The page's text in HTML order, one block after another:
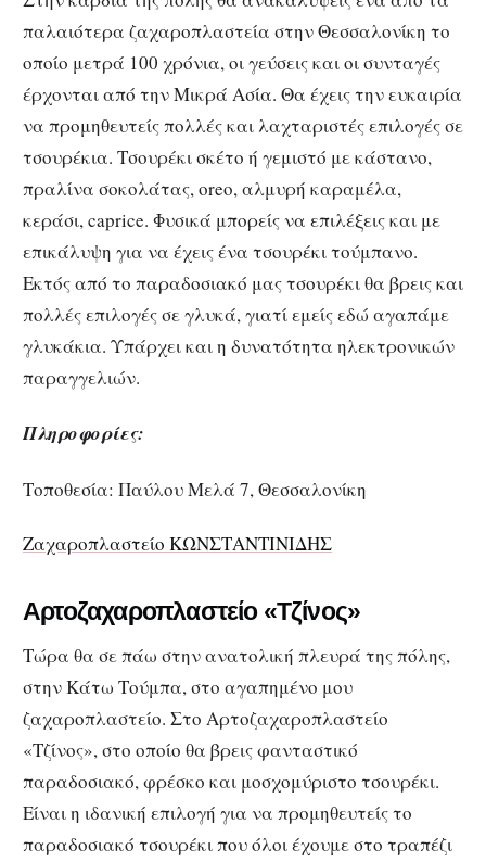
παλαιότερα ζαχαροπλαστεία στην Θεσσαλονίκη το
οποίο μετρά 100 χρόνια, οι γεύσεις και οι συνταγές
έρχονται από την Μικρά Ασία. Θα έχεις την ευκαιρία
να προμηθευτείς πολλές και λαχταριστές επιλογές σε
τσουρέκια. Τσουρέκι σκέτο ή γεμιστό με κάστανο,
πραλίνα σοκολάτας, oreo, αλμυρή καραμέλα,
κεράσι, caprice. Φυσικά μπορείς να επιλέξεις και με
επικάλυψη για να έχεις ένα τσουρέκι τούμπανο.
Εκτός από το παραδοσιακό μας τσουρέκι θα βρεις και
πολλές επιλογές σε γλυκά, γιατί εμείς εδώ αγαπάμε
γλυκάκια. Υπάρχει και η δυνατότητα ηλεκτρονικών
παραγγελιών.
Πληροφορίες:
Τοποθεσία: Παύλου Μελά 7, Θεσσαλονίκη
Ζαχαροπλαστείο ΚΩΝΣΤΑΝΤΙΝΙΔΗΣ
Αρτοζαχαροπλαστείο «Τζίνος»
Τώρα θα σε πάω στην ανατολική πλευρά της πόλης,
στην Κάτω Τούμπα, στο αγαπημένο μου
ζαχαροπλαστείο. Στο Αρτοζαχαροπλαστείο
«Τζίνος», στο οποίο θα βρεις φανταστικό
παραδοσιακό, φρέσκο και μοσχομύριστο τσουρέκι.
Είναι η ιδανική επιλογή για να προμηθευτείς το
παραδοσιακό τσουρέκι που όλοι έχουμε στο τραπέζι